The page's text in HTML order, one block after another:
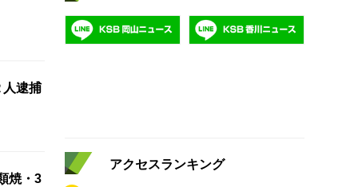
人逮捕
焼・3
アクセスランキング